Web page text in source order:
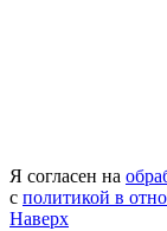
Я согласен на
с политикой в
Наверх